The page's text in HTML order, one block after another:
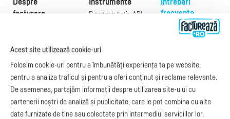
facturare
Exemple de facturi
Model factură
Manual de
facturare
Legislaţie facturi
Facturare online
Documentație API
e-Factura B2C
API e-Factura
e-Transport
Integrare Stripe
Integrare
SmartFintech
frecvente
Despre noi
Acest site utilizează cookie-uri
Folosim cookie-uri pentru a îmbunătăți experiența ta pe website,
pentru a analiza traficul și pentru a oferi conținut și reclame relevante.
De asemenea, partajăm informații despre utilizarea site-ului cu
partenerii noștri de analiză și publicitate, care le pot combina cu alte
date furnizate de tine sau colectate prin intermediul serviciilor lor.